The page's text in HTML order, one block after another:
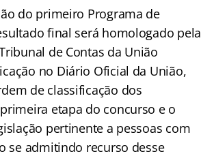
do primeiro Programa de
final será homologado pela
de Contas da União
no Diário Oficial da União,
de classificação dos
etapa do concurso e o
pertinente a pessoas com
se admitindo recurso desse